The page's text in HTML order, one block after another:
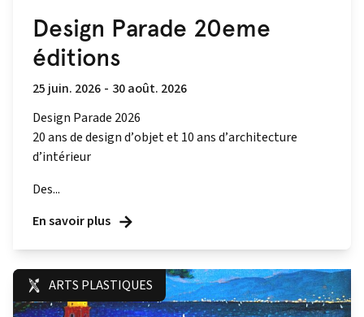
Design Parade 20eme
éditions
25 juin. 2026 - 30 août. 2026
Design Parade 2026
20 ans de design d’objet et 10 ans d’architecture
d’intérieur
Des...
En savoir plus
ARTS PLASTIQUES